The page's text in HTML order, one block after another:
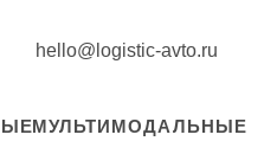
hello@logistic-avto.ru
МУЛЬТИМОДАЛЬНЫЕ